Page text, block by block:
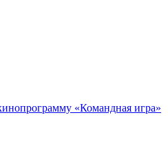
«Командная игра»